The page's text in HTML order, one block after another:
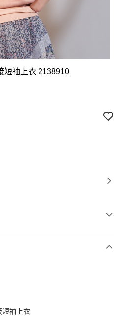
短袖上衣 2138910
彰化商業銀行
短袖上衣